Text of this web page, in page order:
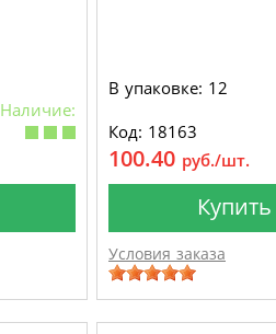
Наличие:
В упаковке: 12
Код: 18163
100.40 руб./шт.
Купить
Условия заказа